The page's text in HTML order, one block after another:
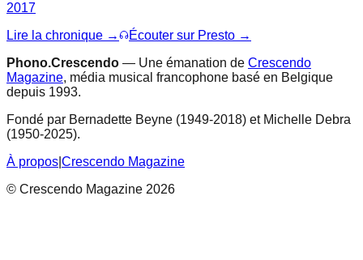
2017
Lire la chronique →
Écouter sur Presto →
Phono.Crescendo — Une émanation de Crescendo
Magazine, média musical francophone basé en Belgique
depuis 1993.
Fondé par Bernadette Beyne (1949-2018) et Michelle Debra
(1950-2025).
À propos Crescendo Magazine
© Crescendo Magazine 2026